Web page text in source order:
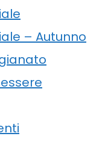
– Autunno